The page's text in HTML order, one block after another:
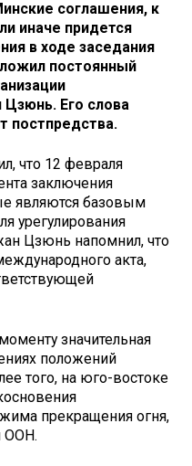
соглашения, к
иначе придется
в ходе заседания
постоянный
Его слова
постпредства.
что 12 февраля
заключения
являются базовым
урегулирования
Цзюнь напомнил, что
акта,
значительная
положений
того, на юго-востоке
прекращения огня,
ООН.